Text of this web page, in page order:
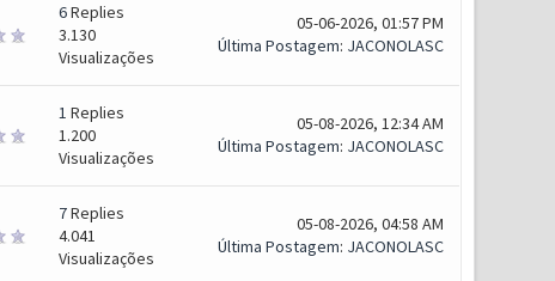
6Replies
3.130
Visualizações
05-06-2026, 01:57 PM
Última Postagem: JACONOLASC
1 Replies
1.200
Visualizações
05-08-2026, 12:34 AM
Última Postagem: JACONOLASC
7Replies
4.041
Visualizações
05-08-2026, 04:58 AM
Última Postagem: JACONOLASC